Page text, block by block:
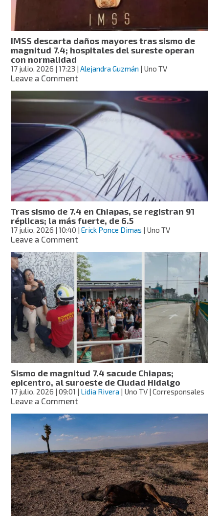
estos
estados
IMSS descarta daños mayores tras sismo de
magnitud 7.4; hospitales del sureste operan
con normalidad
17 julio, 2026 | 17:23 |Alejandra Guzmán | Uno TV
Leave a Commenton
daños
mayores
tras
sismo
de
magnitud
7.4;
hospitales
del
sureste
operan
con
normalidad
Tras sismo de 7.4 en Chiapas, se registran 91
réplicas; la más fuerte, de 6.5
17 julio, 2026 | 10:40 |Erick Ponce Dimas | Uno TV
Leave a Commenton
sismo
de
7.4
en
Chiapas,
se
registran
91
réplicas;
la
más
fuerte,
de
6.5
Sismo de magnitud 7.4 sacude Chiapas;
epicentro, al suroeste de Ciudad Hidalgo
17 julio, 2026 | 09:01 | Lidia Rivera | Uno TV | Corresponsales
Leave a Commenton
magnitud
7.4
sacude
Chiapas;
epicentro,
al
suroeste
de
Ciudad